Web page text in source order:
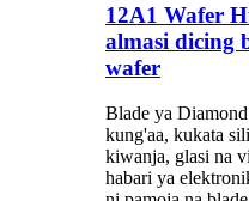
12A1 Wafer
almasi dicing
wafer
Blade ya
kung'aa, kukata
kiwanja, glasi na
habari ya